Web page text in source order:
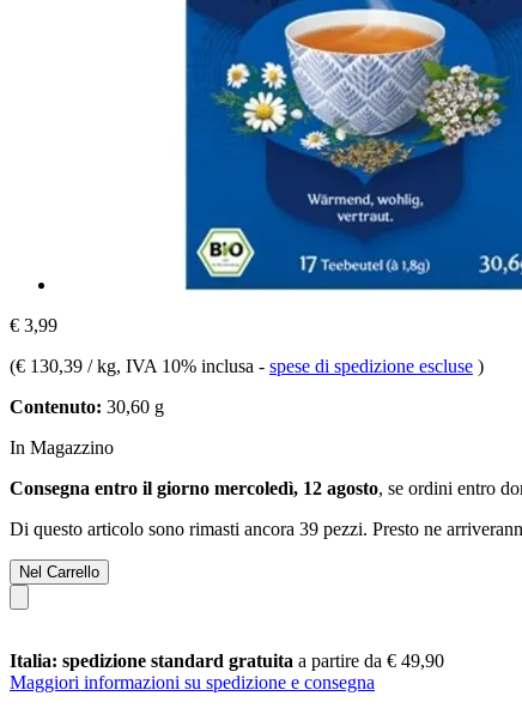
€ 3,99
(€ 130,39 / kg, IVA 10% inclusa - spese di spedizione escluse )
Contenuto: 30,60 g
In Magazzino
Consegna entro il giorno mercoledì, 12 agosto, se ordini entro
Di questo articolo sono rimasti ancora 39 pezzi. Presto ne
Nel Carrello
Italia: spedizione standard gratuita a partire da € 49,90
Maggiori informazioni su spedizione e consegna